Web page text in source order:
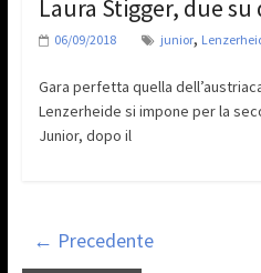
Laura Stigger, due
06/09/2018 junior,
Gara perfetta quella
Lenzerheide si impone per la
Junior, dopo il
← Precedente